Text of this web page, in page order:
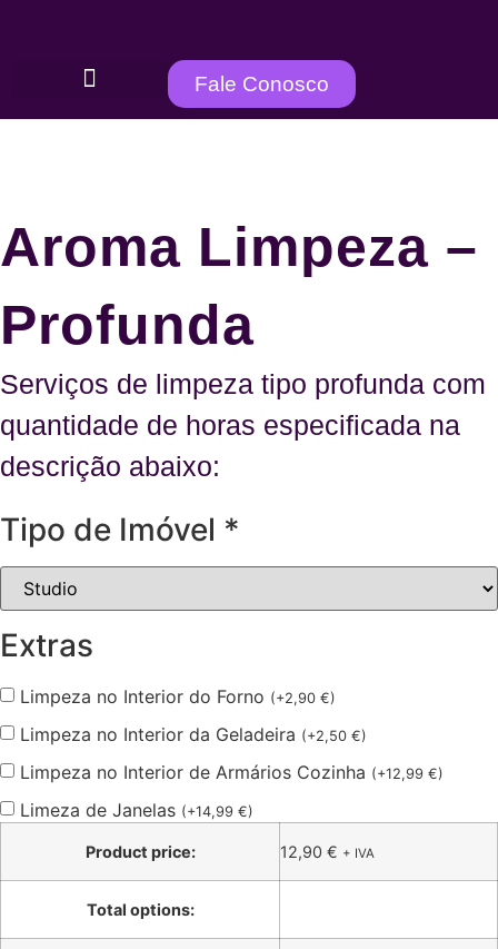
Fale Conosco
Aroma Limpeza –
Profunda
Serviços de limpeza tipo profunda com
quantidade de horas especificada na
descrição abaixo:
Tipo de Imóvel *
Extras
Limpeza no Interior do Forno (+2,90 €)
Limpeza no Interior da Geladeira (+2,50 €)
Limpeza no Interior de Armários Cozinha (+12,99 €)
Limeza de Janelas (+14,99 €)
Product price: 12,90 € + IVA
Total options: